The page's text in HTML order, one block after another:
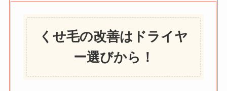
くせ毛の改善はドライヤ
ー選びから！